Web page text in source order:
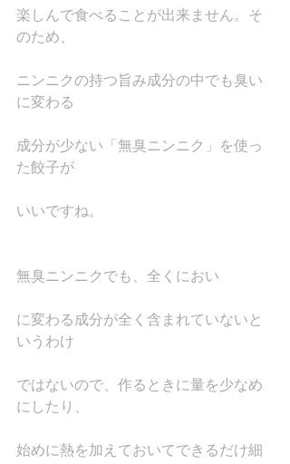
楽しんで食べることが出来ません。そ
のため、
ニンニクの持つ旨み成分の中でも臭い
に変わる
成分が少ない「無臭ニンニク」を使っ
た餃子が
いいですね。
無臭ニンニクでも、全くにおい
に変わる成分が全く含まれていないと
いうわけ
ではないので、作るときに量を少なめ
にしたり、
始めに熱を加えておいてできるだけ細